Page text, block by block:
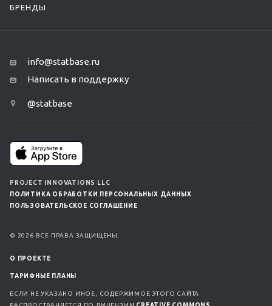
БРЕНДЫ
info@statbase.ru
Написать в поддержку
@statbase
PROJECT INNOVATIONS LLC
ПОЛИТИКА ОБРАБОТКИ ПЕРСОНАЛЬНЫХ ДАННЫХ
ПОЛЬЗОВАТЕЛЬСКОЕ СОГЛАШЕНИЕ
© 2026 ВСЕ ПРАВА ЗАЩИЩЕНЫ.
О ПРОЕКТЕ
ТАРИФНЫЕ ПЛАНЫ
ЕСЛИ НЕ УКАЗАНО ИНОЕ, СОДЕРЖИМОЕ ЭТОГО САЙТА